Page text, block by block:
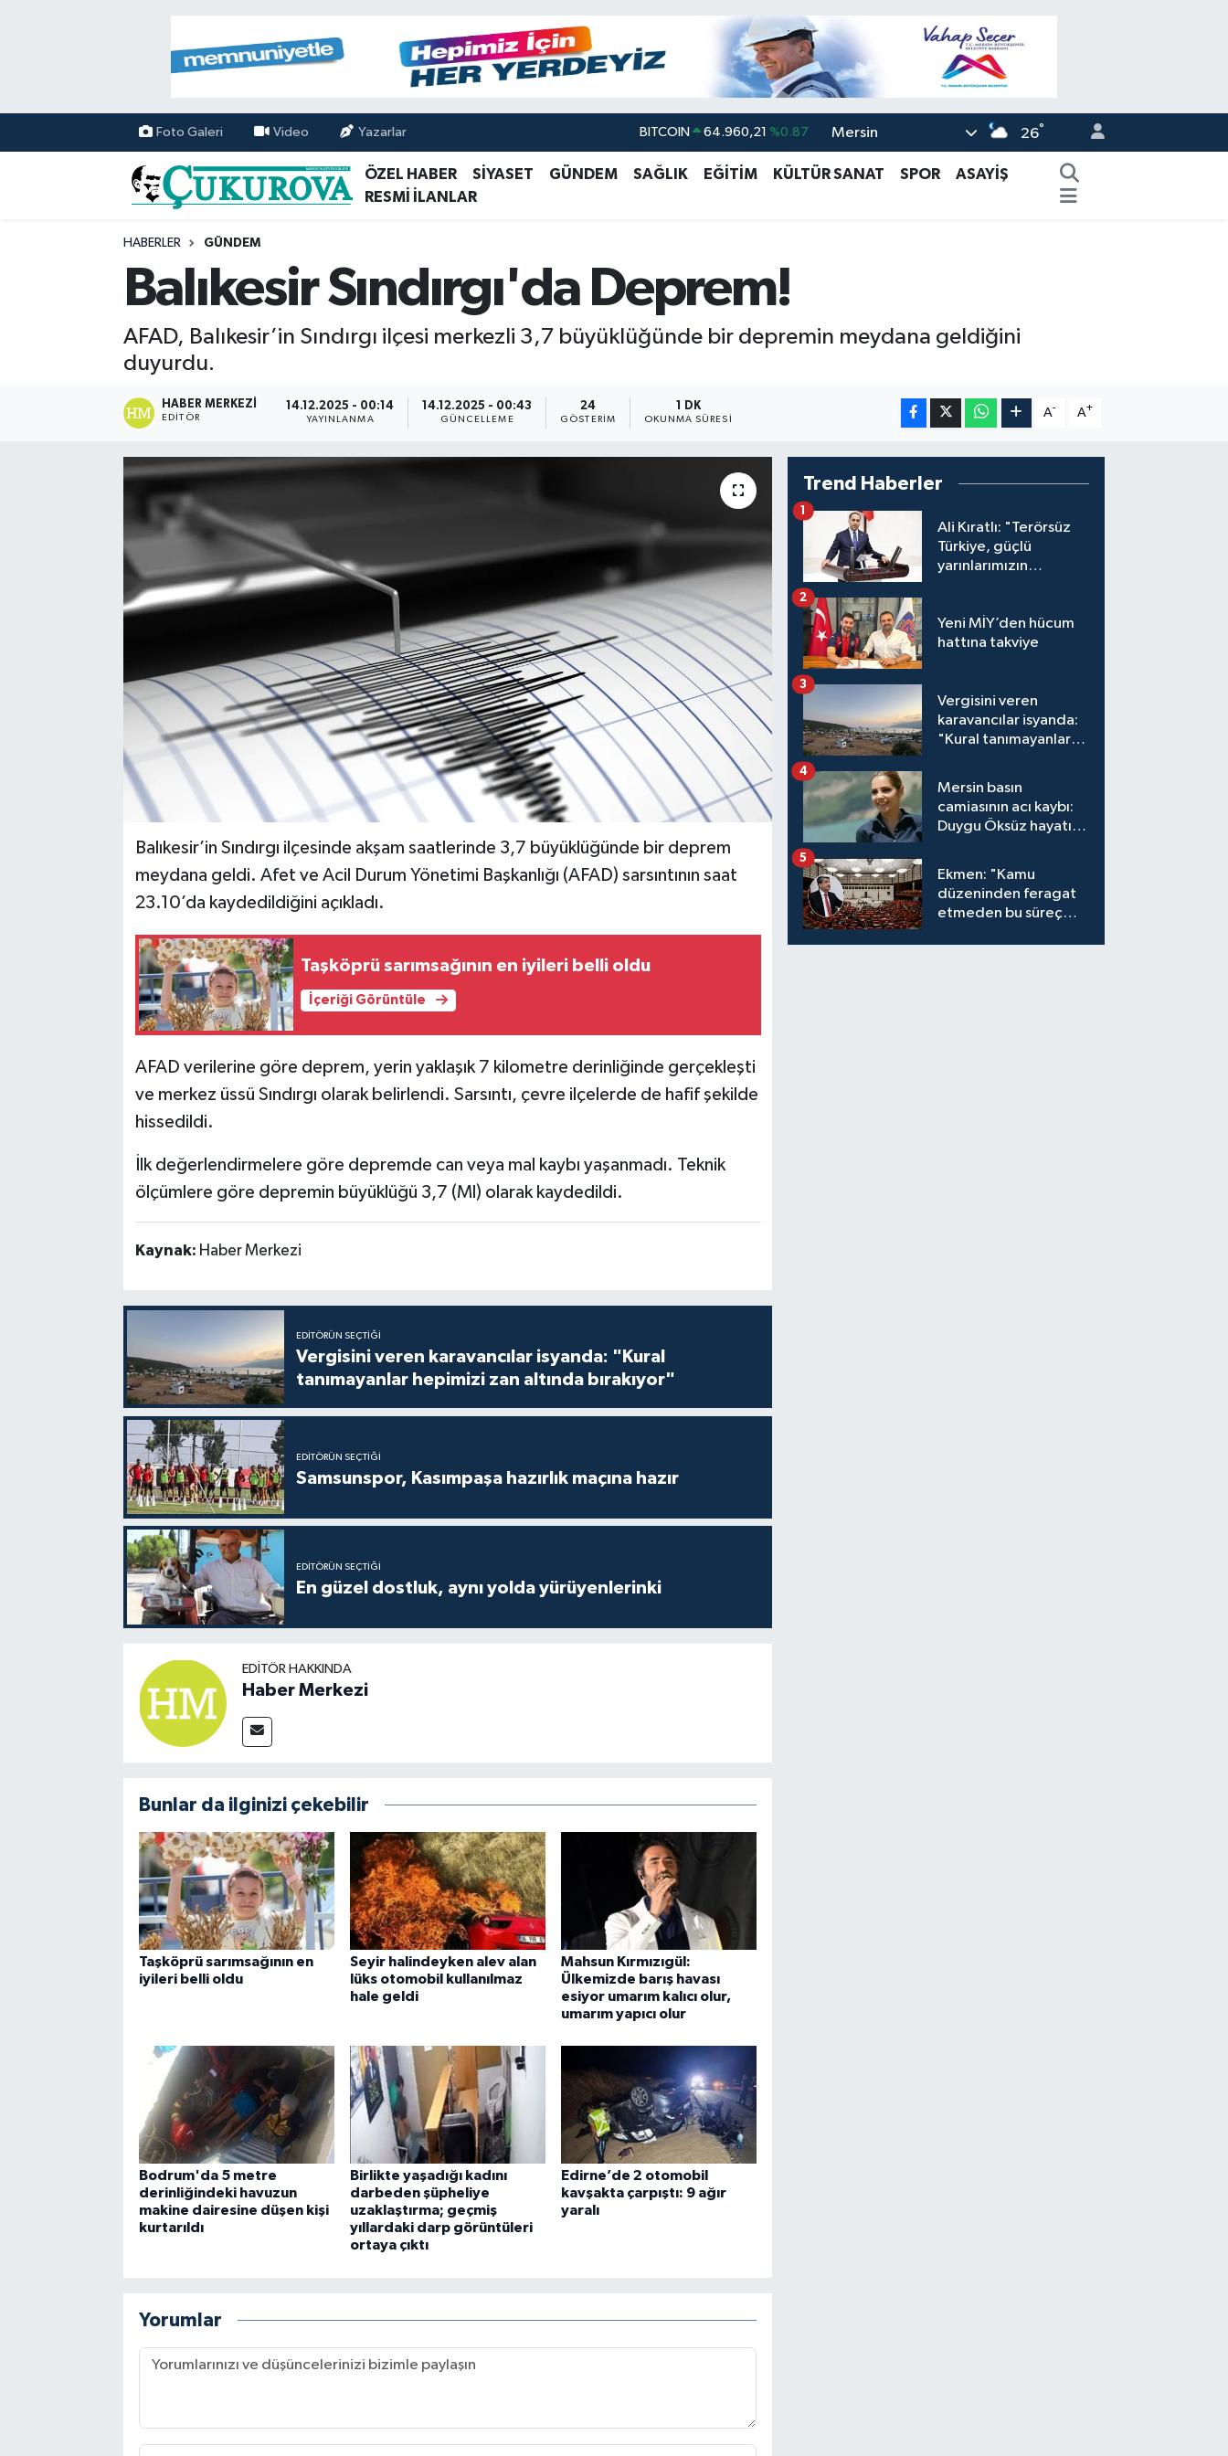
Foto Galeri Video Yazarlar
DOLAR 47,7436 %0.18
BİST100 13.779
Mersin 26°
ÖZEL HABER SİYASET GÜNDEM SAĞLIK EĞİTİM KÜLTÜR SANAT SPOR
ASAYİŞ
RESMİ İLANLAR
HABERLER GÜNDEM
Balıkesir Sındırgı'da Deprem!
AFAD, Balıkesir’in Sındırgı ilçesi merkezli 3,7 büyüklüğünde bir depremin meydana geldiğini
duyurdu.
HABER MERKEZI
EDITÖR
14.12.2025 - 00:14
YAYINLANMA
14.12.2025 - 00:43
GÜNCELLEME
24
GÖSTERIM
1 DK
OKUNMA SÜRESI
A- A+
Balıkesir’in Sındırgı ilçesinde akşam saatlerinde 3,7 büyüklüğünde bir deprem
meydana geldi. Afet ve Acil Durum Yönetimi Başkanlığı (AFAD) sarsıntının saat
23.10’da kaydedildiğini açıkladı.
Taşköprü sarımsağının en iyileri belli oldu
İçeriği Görüntüle
AFAD verilerine göre deprem, yerin yaklaşık 7 kilometre derinliğinde gerçekleşti
ve merkez üssü Sındırgı olarak belirlendi. Sarsıntı, çevre ilçelerde de hafif şekilde
hissedildi.
İlk değerlendirmelere göre depremde can veya mal kaybı yaşanmadı. Teknik
ölçümlere göre depremin büyüklüğü 3,7 (Ml) olarak kaydedildi.
Kaynak: Haber Merkezi
EDITÖRÜN SEÇTIĞI
Vergisini veren karavancılar isyanda: "Kural
tanımayanlar hepimizi zan altında bırakıyor"
EDITÖRÜN SEÇTIĞI
Samsunspor, Kasımpaşa hazırlık maçına hazır
EDITÖRÜN SEÇTIĞI
En güzel dostluk, aynı yolda yürüyenlerinki
EDITÖR HAKKINDA
Haber Merkezi
Bunlar da ilginizi çekebilir
Taşköprü sarımsağının en
iyileri belli oldu
Seyir halindeyken alev alan
lüks otomobil kullanılmaz
hale geldi
Mahsun Kırmızıgül:
Ülkemizde barış havası
esiyor umarım kalıcı olur,
umarım yapıcı olur
Bodrum'da 5 metre
derinliğindeki havuzun
makine dairesine düşen kişi
kurtarıldı
Birlikte yaşadığı kadını
darbeden şüpheliye
uzaklaştırma; geçmiş
yıllardaki darp görüntüleri
ortaya çıktı
Edirne’de 2 otomobil
kavşakta çarpıştı: 9 ağır
yaralı
Yorumlar
Trend Haberler
Ali Kıratlı: "Terörsüz
Türkiye, güçlü
yarınlarımızın
1
Yeni MİY’den hücum
hattına takviye
2
Vergisini veren
karavancılar isyanda:
"Kural tanımayanlar
3
Mersin basın
camiasının acı kaybı:
Duygu Öksüz hayatını
4
Ekmen: "Kamu
düzeninden feragat
etmeden bu süreç
5
Mersin Nöbetçi Eczaneler
Mersin Hava Durumu
Mersin Namaz Vakitleri
Mersin Trafik Yoğunluk Haritası
Tüm Manşetler
Son Dakika Haberleri
Haber Arşivi